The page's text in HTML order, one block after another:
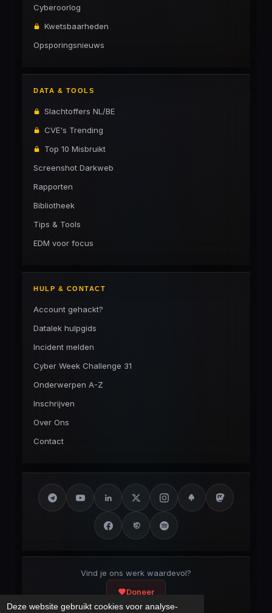
Deze website gebruikt cookies voor analyse-
Cyberoorlog
Kwetsbaarheden
Opsporingsnieuws
DATA & TOOLS
Slachtoffers NL/BE
CVE's Trending
Top 10 Misbruikt
Screenshot Darkweb
Rapporten
Bibliotheek
Tips & Tools
EDM voor focus
HULP & CONTACT
Account gehackt?
Datalek hulpgids
Incident melden
Cyber Week Challenge 31
Onderwerpen A-Z
Inschrijven
Over Ons
Contact
Vind je ons werk waardevol?
Doneer